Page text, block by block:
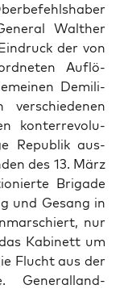
Walther
der von
Auflö­
Demil­i­
kon­ter­rev­o­lu­
Repub­lik aus­
des 13. März
Brigade
und Gesang in
nur
Kabi­nett um
Flucht aus der
Gen­er­al­land­